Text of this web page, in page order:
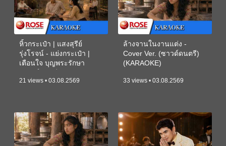
หิ้วกระเป๋า | แสงสุรีย์
รุ่งโรจน์ - แย่งกระเป๋า |
เตือนใจ บุญพระรักษา
21 views • 03.08.2569
ล้างจานในงานแต่ง -
Cover Ver. (ซาวด์ดนตรี)
(KARAOKE)
33 views • 03.08.2569